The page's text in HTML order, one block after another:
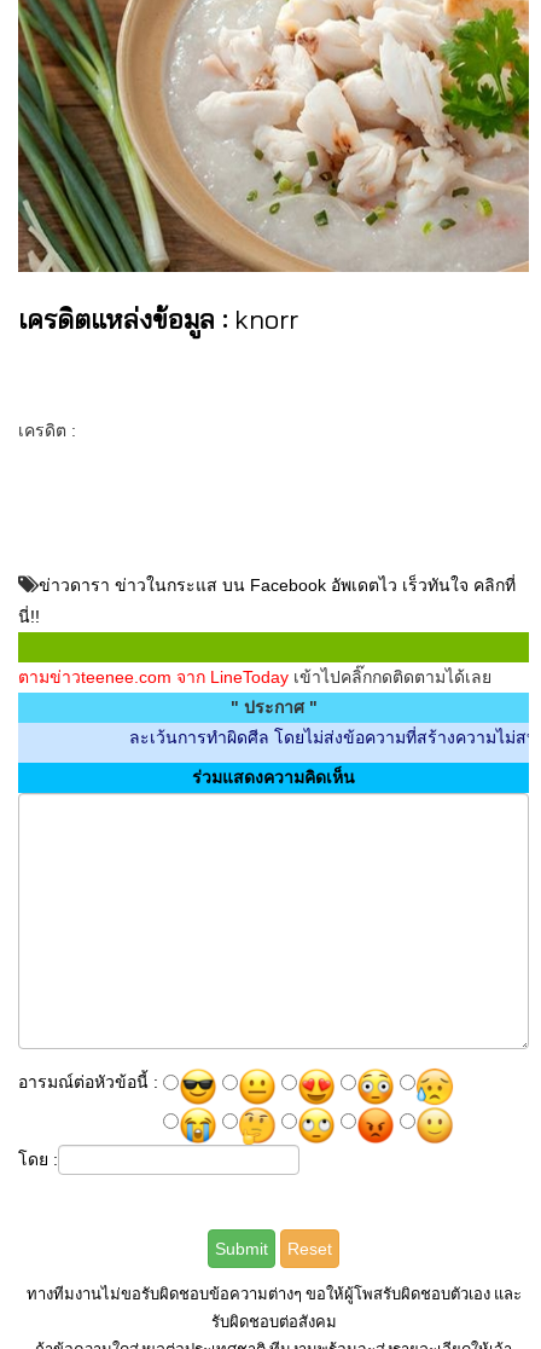
เครดิตแหล่งข้อมูล : knorr
เครดิต :
ข่าวดารา ข่าวในกระแส บน Facebook อัพเดตไว เร็วทันใจ คลิกที่
นี่!!
ตามข่าวteenee.com จาก LineToday เข้าไปคลิ๊กกดติดตามได้เลย
" ประกาศ "
ละเว้นการทำผิดศีล โดยไม่ส่งข้อความที่สร้างความไม่สบายใจกั
ร่วมแสดงความคิดเห็น
อารมณ์ต่อหัวข้อนี้ :
โดย :
ทางทีมงานไม่ขอรับผิดชอบข้อความต่างๆ ขอให้ผู้โพสรับผิดชอบตัวเอง และ
รับผิดชอบต่อสังคม